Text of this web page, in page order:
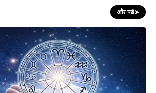
और पढ़ें➤